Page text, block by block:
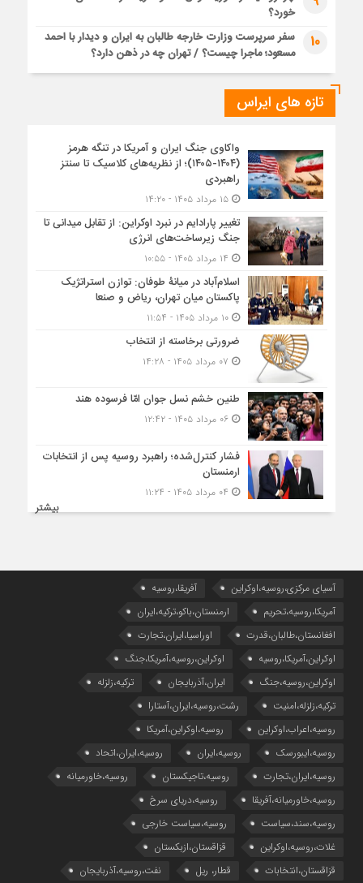
خورد؟
10
سفر سرپرست وزارت خارجه طالبان به ایران و دیدار با احمد
مسعود؛ ماجرا چیست؟ / تهران چه در ذهن دارد؟
تازه های ایراس
واکاوی جنگ ایران و آمریکا در تنگه هرمز
(۱۴۰۴-۱۴۰۵)؛ از نظریه‌های کلاسیک تا سنتز
راهبردی
۱۵ مرداد ۱۴۰۵ - ۱۴:۲۰
تغییر پارادایم در نبرد اوکراین: از تقابل میدانی تا
جنگ زیرساخت‌های انرژی
اسلام‌آباد در میانۀ طوفان: توازن استراتژیک
پاکستان میان تهران، ریاض و صنعا
۱۰ مرداد ۱۴۰۵ - ۱۱:۵۴
ضرورتی برخاسته از انتخاب
طنین خشم نسل جوان امّا فرسوده هند
۰۶ مرداد ۱۴۰۵ - ۱۲:۴۲
فشار کنترل‌شده؛ راهبرد روسیه پس از انتخابات
ارمنستان
بیشتر
آسیای مرکزی،روسیه،اوکراین
آفریقا،روسیه
آمریکا،روسیه،تحریم
ارمنستان،باکو،ترکیه،ایران
افغانستان،طالبان،قدرت
اوراسیا،ایران،تجارت
اوکراین،آمریکا،روسیه
اوکراین،روسیه،آمریکا،جنگ
اوکراین،روسیه،جنگ
ایران،آذربایجان
ترکیه،زلزله
ترکیه،زلزله،امنیت
رشت،روسیه،ایران،آستارا
روسیه،اعراب،اوکراین
روسیه،اوکراین،آمریکا
روسیه،ایبورسک
روسیه،ایران
روسیه،ایران،اتحاد
روسیه،ایران،تجارت
روسیه،تاجیکستان
روسیه،خاورمیانه
روسیه،خاورمیانه،آفریقا
روسیه،دریای سرخ
روسیه،سند،سیاست
روسیه،سیاست خارجی
غلات،روسیه،اوکراین
قزاقستان،ازبکستان
قزاقستان،انتخابات
قطار، ریل نفت،روسیه،آذربایجان